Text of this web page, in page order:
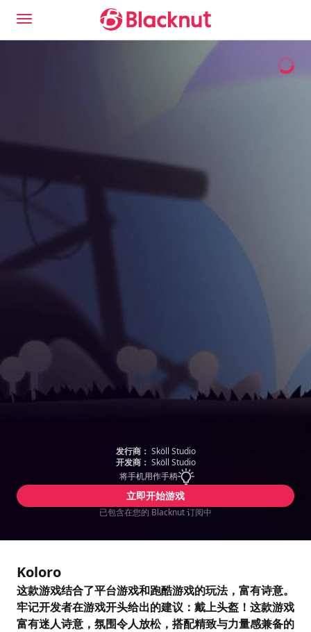
发行商： Sköll Studio
开发商： Sköll Studio
将手机用作手柄
立即开始游戏
已包含在您的 Blacknut 订阅中
Koloro
这款游戏结合了平台游戏和跑酷游戏的玩法，富有诗意。
牢记开发者在游戏开头给出的建议：戴上头盔！这款游戏
富有迷人诗意，氛围令人放松，搭配精致与力量感兼备的